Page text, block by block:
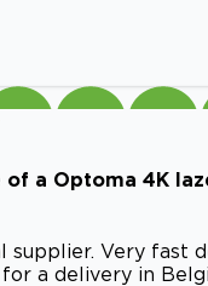
of a Optoma 4K
supplier. Very fast
a delivery in